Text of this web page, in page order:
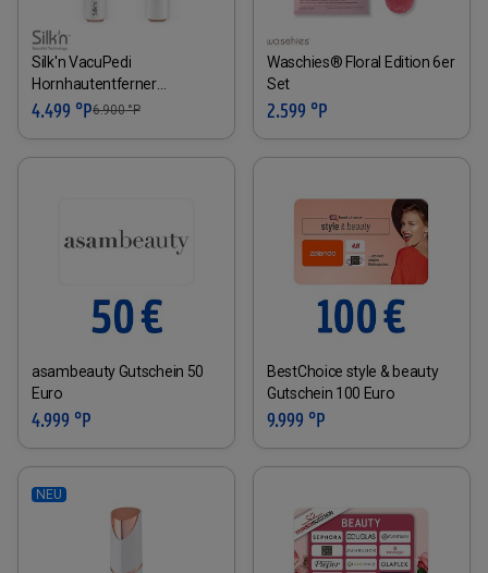
Silk'n VacuPedi
Hornhautentferner
(Rosegold)
4.499 °P6.900°P
Waschies® Floral Edition 6er
Set
2.599 °P
asambeauty Gutschein 50
Euro
4.999 °P
BestChoice style & beauty
Gutschein 100 Euro
9.999 °P
NEU